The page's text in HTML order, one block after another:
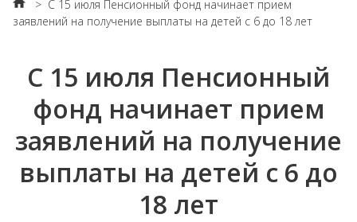
> С 15 июля Пенсионный фонд начинает прием
заявлений на получение выплаты на детей с 6 до 18 лет
С 15 июля Пенсионный
фонд начинает прием
заявлений на получение
выплаты на детей с 6 до
18 лет